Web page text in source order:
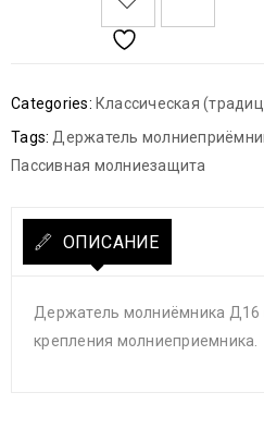
Categories: Классическая
Tags: Держатель
Пассивная молниезащита
ОПИСАНИЕ
Держатель молниёмника Д16
крепления молниеприемника.